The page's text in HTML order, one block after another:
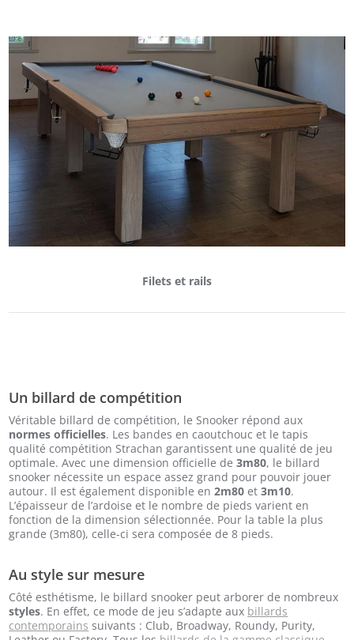
Filets et rails
Un billard de compétition
Véritable billard de compétition, le Snooker répond aux
normes officielles. Les bandes en caoutchouc et le tapis
qualité compétition Strachan garantissent une qualité de jeu
optimale. Avec une dimension officielle de3m80, le billard
snooker nécessite un espace assez grand pour pouvoir jouer
autour. Il est également disponible en2m80 et3m10.
L’épaisseur de l’ardoise et le nombre de pieds varient en
fonction de la dimension sélectionnée. Pour la table la plus
grande (3m80), celle-ci sera composée de 8 pieds.
Au style sur mesure
Côté esthétisme, le billard snooker peut arborer de nombreux
styles. En effet, ce mode de jeu s’adapte aux billards
contemporains suivants : Club, Broadway, Roundy, Purity,